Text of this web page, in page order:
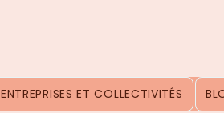
ENTREPRISES ET COLLECTIVITÉS